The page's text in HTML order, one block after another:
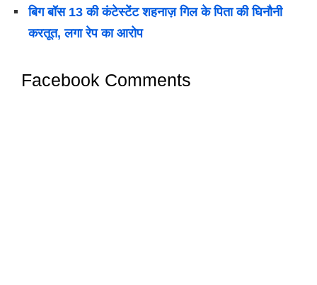
बिग बॉस 13 की कंटेस्टेंट शहनाज़ गिल के पिता की घिनौनी
करतूत, लगा रेप का आरोप
Facebook Comments